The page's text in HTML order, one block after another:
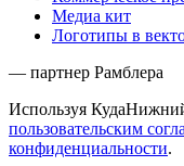
Медиа кит
Логотипы в
— партнер Рамблера
Используя
пользовательским
конфиденциальности.